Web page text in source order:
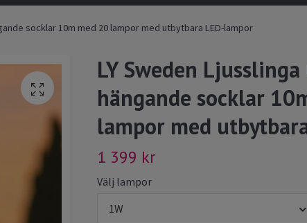
socklar 10m med 20 lampor med utbytbara LED-lampor
LY Sweden
hängande socklar
lampor med
1 399 kr
Välj lampor
1W